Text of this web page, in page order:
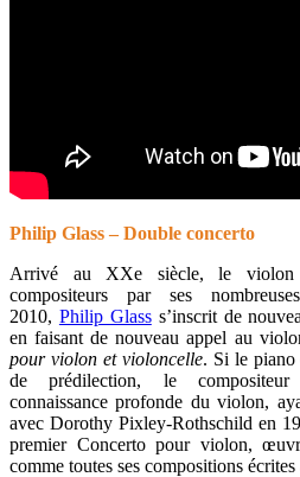
Philip Glass – Double concerto
Arrivé au XXe siècle, le violon
compositeurs par ses
2010, Philip Glasss’inscrit de
en faisant de nouveau appel au
pour violon et violoncelle. Si le piano
de prédilection, le compositeur
connaissance profonde du violon,
avec Dorothy Pixley-Rothschild en
premier Concerto pour violon,
comme toutes ses compositions